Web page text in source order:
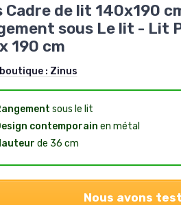
Cadre de lit 140x190
sous Le lit - Lit
190 cm
: Zinus
sous le lit
contemporain en métal
de 36 cm
Nous avons